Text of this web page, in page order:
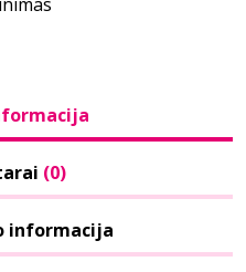
(0)
informacija